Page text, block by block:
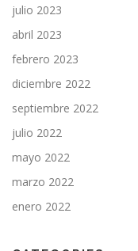
julio 2023
abril 2023
febrero 2023
diciembre 2022
septiembre 2022
julio 2022
mayo 2022
marzo 2022
enero 2022